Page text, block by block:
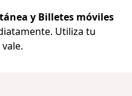
y Billetes móviles
Utiliza tu